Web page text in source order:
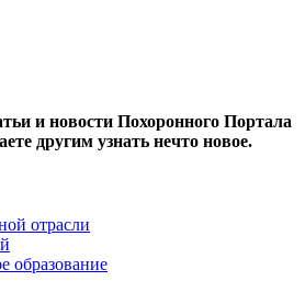
и новости Похоронного Портала
другим узнать нечто новое.
отрасли
образование